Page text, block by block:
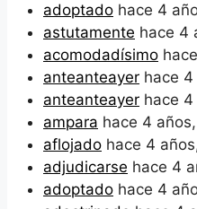
adoptado hace 4
astutamente hace 4
acomodadísimo
anteanteayer hace 4
anteanteayer hace 4
ampara hace 4
aflojado hace 4
adjudicarse hace 4
adoptado hace 4